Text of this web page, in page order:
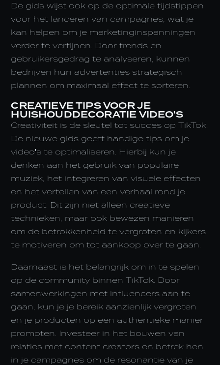
De gids wijst ook op de optimale tijdstippen
voor het lanceren van campagnes, wat je
kan helpen om je marketinginspanningen
verder te verfijnen. Door trends en
gebruikersgedrag te analyseren, kunnen
bedrijven hun advertenties strategisch
plannen om maximaal effect te sorteren.
CREATIEVE TIPS VOOR JE
HUISHOUDDECORATIE VIDEO'S
Creativiteit is de sleutel tot succes op TikTok.
De nieuwe gids geeft handige tips om je
video's te optimaliseren. Hierbij kun je
denken aan het gebruik van populaire
muziek, het integreren van visuele effecten
en het vertellen van een verhaal rond je
product. Dit zijn niet alleen creatieve
technieken, maar ook bewezen manieren
om de betrokkenheid te vergroten en kijkers
te motiveren om tot aankoop over te gaan.
Daarnaast is het belangrijk om in te spelen
op de community binnen TikTok. Door
samenwerkingen met influencers aan te
gaan, kun je je bereik aanzienlijk vergroten
en je producten op een authentieke manier
promoten. Investeer in het bouwen van
relaties met content creators en betrek hen
in je campagnes om de resonantie van je